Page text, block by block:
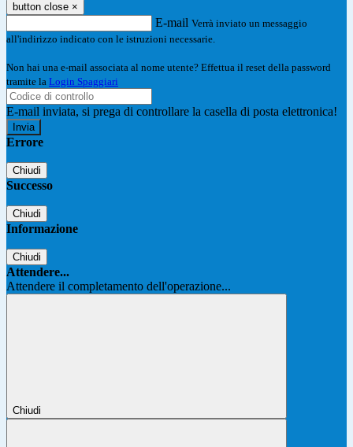
button close ×
E-mail Verrà inviato un messaggio
all'indirizzo indicato con le istruzioni necessarie.
Non hai una e-mail associata al nome utente? Effettua il reset della password
tramite la Login Spaggiari
E-mail inviata, si prega di controllare la casella di posta elettronica!
Errore
Chiudi
Successo
Chiudi
Informazione
Chiudi
Attendere...
Attendere il completamento dell'operazione...
Chiudi